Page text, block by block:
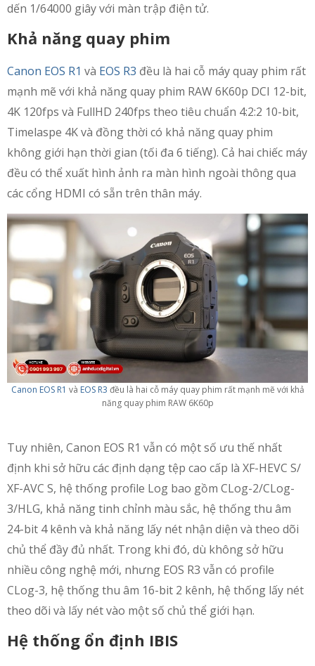
dến 1/64000 giây với màn trập điện tử.
Khả năng quay phim
Canon EOS R1 và EOS R3 đều là hai cỗ máy quay phim rất
mạnh mẽ với khả năng quay phim RAW 6K60p DCI 12-bit,
4K 120fps và FullHD 240fps theo tiêu chuẩn 4:2:2 10-bit,
Timelaspe 4K và đồng thời có khả năng quay phim
không giới hạn thời gian (tối đa 6 tiếng). Cả hai chiếc máy
đều có thể xuất hình ảnh ra màn hình ngoài thông qua
các cổng HDMI có sẵn trên thân máy.
Canon EOS R1 và EOS R3 đều là hai cỗ máy quay phim rất mạnh mẽ với khả
năng quay phim RAW 6K60p
Tuy nhiên, Canon EOS R1 vẫn có một số ưu thế nhất
định khi sở hữu các định dạng tệp cao cấp là XF-HEVC S/
XF-AVC S, hệ thống profile Log bao gồm CLog-2/CLog-
3/HLG, khả năng tinh chỉnh màu sắc, hệ thống thu âm
24-bit 4 kênh và khả năng lấy nét nhận diện và theo dõi
chủ thể đầy đủ nhất. Trong khi đó, dù không sở hữu
nhiều công nghệ mới, nhưng EOS R3 vẫn có profile
CLog-3, hệ thống thu âm 16-bit 2 kênh, hệ thống lấy nét
theo dõi và lấy nét vào một số chủ thể giới hạn.
Hệ thống ổn định IBIS